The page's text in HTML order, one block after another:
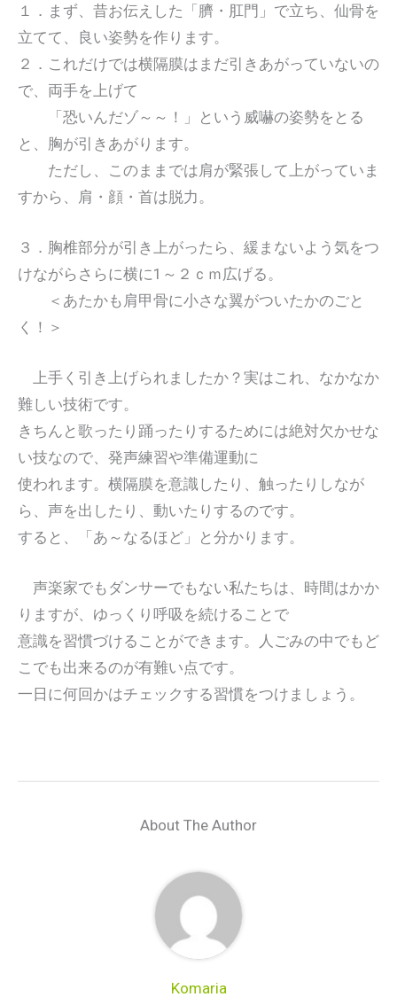
１．まず、昔お伝えした「臍・肛門」で立ち、仙骨を
立てて、良い姿勢を作ります。
２．これだけでは横隔膜はまだ引きあがっていないの
で、両手を上げて
「恐いんだゾ～～！」という威嚇の姿勢をとる
と、胸が引きあがります。
ただし、このままでは肩が緊張して上がっていま
すから、肩・顔・首は脱力。
３．胸椎部分が引き上がったら、緩まないよう気をつ
けながらさらに横に1～２ｃｍ広げる。
＜あたかも肩甲骨に小さな翼がついたかのごと
く！＞
上手く引き上げられましたか？実はこれ、なかなか
難しい技術です。
きちんと歌ったり踊ったりするためには絶対欠かせな
い技なので、発声練習や準備運動に
使われます。横隔膜を意識したり、触ったりしなが
ら、声を出したり、動いたりするのです。
すると、「あ～なるほど」と分かります。
声楽家でもダンサーでもない私たちは、時間はかか
りますが、ゆっくり呼吸を続けることで
意識を習慣づけることができます。人ごみの中でもど
こでも出来るのが有難い点です。
一日に何回かはチェックする習慣をつけましょう。
About The Author
Komaria